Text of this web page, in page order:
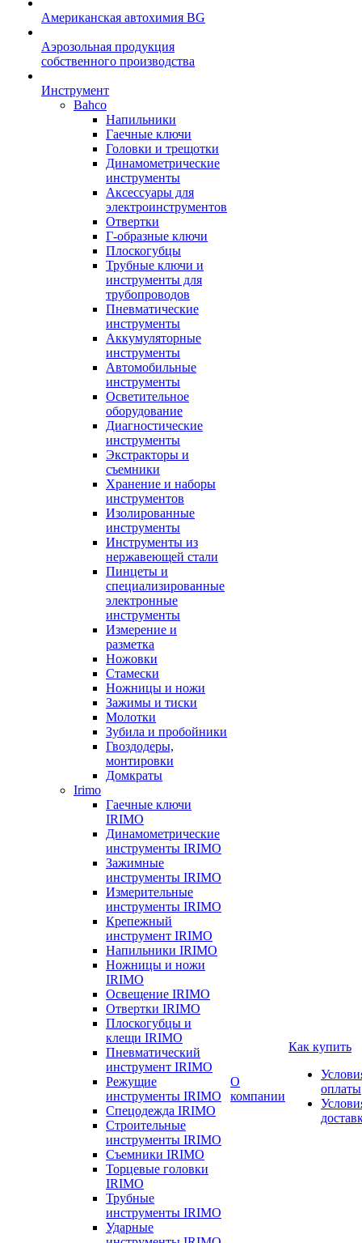
Американская автохимия BG
Аэрозольная продукция
собственного производства
Инструмент
Bahco
Напильники
Гаечные ключи
Головки и трещотки
Динамометрические
инструменты
Аксессуары для
электроинструментов
Отвертки
Г-образные ключи
Плоскогубцы
Трубные ключи и
инструменты для
трубопроводов
Пневматические
инструменты
Аккумуляторные
инструменты
Автомобильные
инструменты
Осветительное
оборудование
Диагностические
инструменты
Экстракторы и
съемники
Хранение и наборы
инструментов
Изолированные
инструменты
Инструменты из
нержавеющей стали
Пинцеты и
специализированные
электронные
инструменты
Измерение и
разметка
Ножовки
Стамески
Ножницы и ножи
Зажимы и тиски
Молотки
Зубила и пробойники
Гвоздодеры,
монтировки
Домкраты
Irimo
Гаечные ключи
IRIMO
Динамометрические
инструменты IRIMO
Зажимные
инструменты IRIMO
Измерительные
инструменты IRIMO
Крепежный
инструмент IRIMO
Напильники IRIMO
Ножницы и ножи
IRIMO
Освещение IRIMO
Отвертки IRIMO
Плоскогубцы и
клещи IRIMO
Пневматический
инструмент IRIMO
Режущие
инструменты IRIMO
Спецодежда IRIMO
Строительные
инструменты IRIMO
Съемники IRIMO
Торцевые головки
IRIMO
Трубные
инструменты IRIMO
Ударные
О
компании
Как купить
оплаты